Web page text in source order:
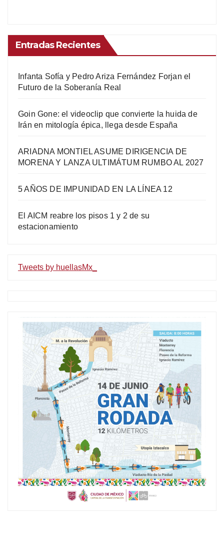
Entradas Recientes
Infanta Sofía y Pedro Ariza Fernández Forjan el
Futuro de la Soberanía Real
Goin Gone: el videoclip que convierte la huida de
Irán en mitología épica, llega desde España
ARIADNA MONTIEL ASUME DIRIGENCIA DE
MORENA Y LANZA ULTIMÁTUM RUMBO AL 2027
5 AÑOS DE IMPUNIDAD EN LA LÍNEA 12
El AICM reabre los pisos 1 y 2 de su
estacionamiento
Tweets by huellasMx_